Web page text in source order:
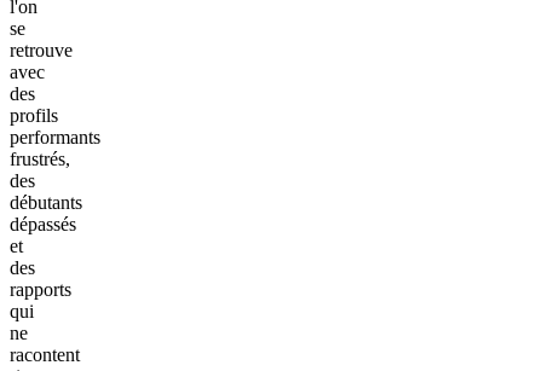
l'on
se
retrouve
avec
des
profils
performants
frustrés,
des
débutants
dépassés
et
des
rapports
qui
ne
racontent